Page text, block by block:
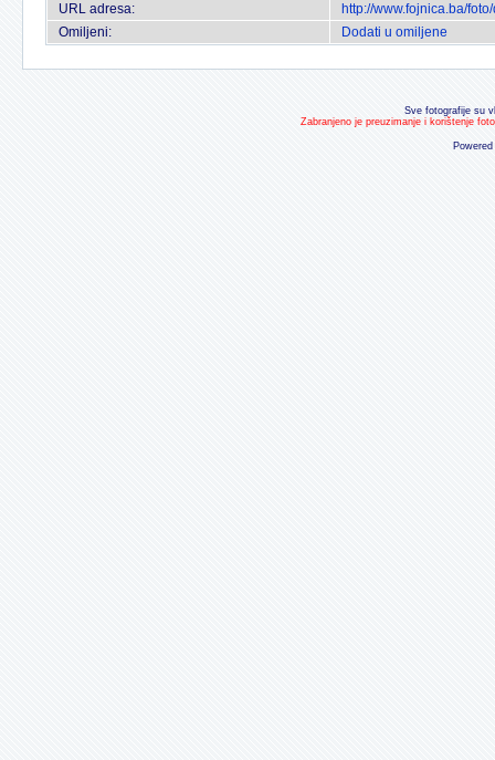
URL adresa:
http://www.fojnica.ba/
Omiljeni:
Dodati u omiljene
Sve fotografije su
Zabranjeno je preuzimanje i korištenje